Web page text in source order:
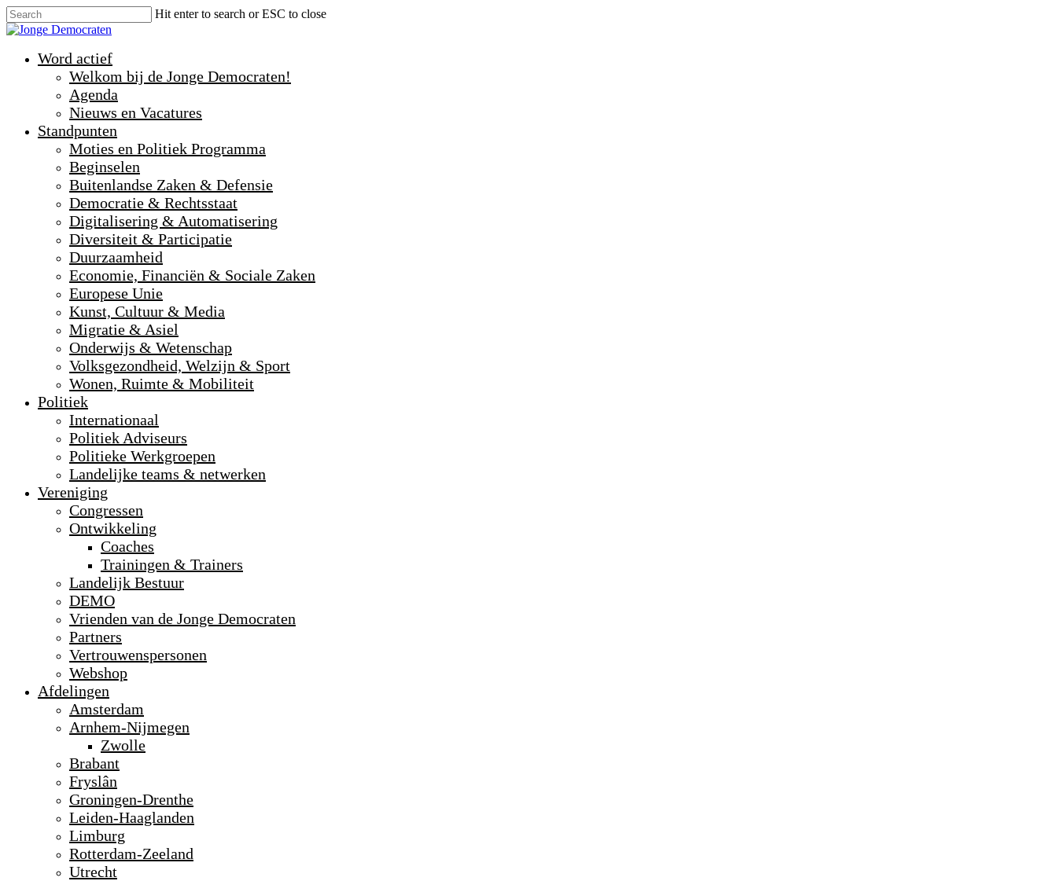
Hit enter to search or ESC to close
Word actief
Welkom bij de Jonge Democraten!
Agenda
Nieuws en Vacatures
Standpunten
Moties en Politiek Programma
Beginselen
Buitenlandse Zaken & Defensie
Democratie & Rechtsstaat
Digitalisering & Automatisering
Diversiteit & Participatie
Duurzaamheid
Economie, Financiën & Sociale Zaken
Europese Unie
Kunst, Cultuur & Media
Migratie & Asiel
Onderwijs & Wetenschap
Volksgezondheid, Welzijn & Sport
Wonen, Ruimte & Mobiliteit
Politiek
Internationaal
Politiek Adviseurs
Politieke Werkgroepen
Landelijke teams & netwerken
Vereniging
Congressen
Ontwikkeling
Coaches
Trainingen & Trainers
Landelijk Bestuur
DEMO
Vrienden van de Jonge Democraten
Partners
Vertrouwenspersonen
Webshop
Afdelingen
Amsterdam
Arnhem-Nijmegen
Zwolle
Brabant
Fryslân
Groningen-Drenthe
Leiden-Haaglanden
Limburg
Rotterdam-Zeeland
Utrecht